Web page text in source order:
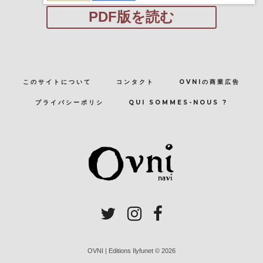
PDF版を読む
このサイトについて コンタクト OVNIの商業広告
プライバシーポリシ QUI SOMMES-NOUS ?
OVNI | Editions Ilyfunet © 2026